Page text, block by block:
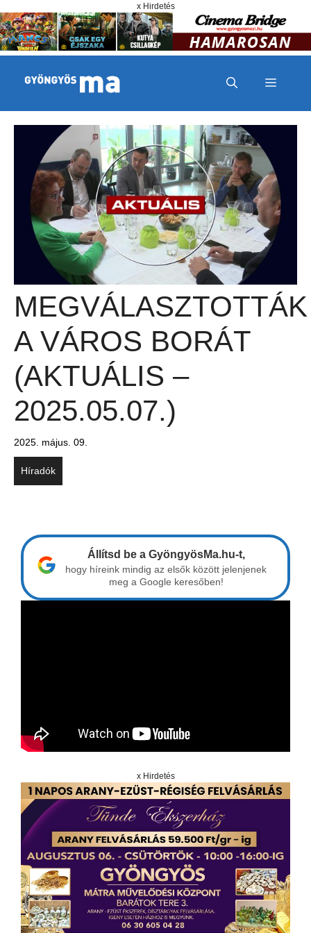
x Hirdetés
MENÜ
MEGVÁLASZTOTTÁK
A VÁROS BORÁT
(AKTUÁLIS –
2025.05.07.)
2025. május. 09.
Híradók
Állítsd be a GyöngyösMa.hu-t,
hogy híreink mindig az elsők között jelenjenek
meg a Google keresőben!
x Hirdetés